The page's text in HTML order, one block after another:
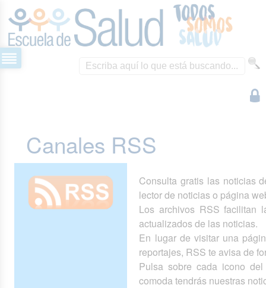
Canales RSS
Consulta gratis las noticias
lector de noticias o página
Los archivos RSS facilitan
actualizados de las noticias.
En lugar de visitar una
reportajes, RSS te avisa de
Pulsa sobre cada icono
comoda tendrás nuestras